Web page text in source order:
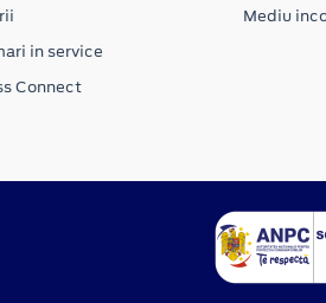
in service
Connect
Mediu